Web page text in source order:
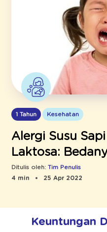
1 Tahun Kesehatan
Alergi Susu
Laktosa:
Ditulis oleh: Tim Penulis
4 min
25 Apr 2022
Keuntungan